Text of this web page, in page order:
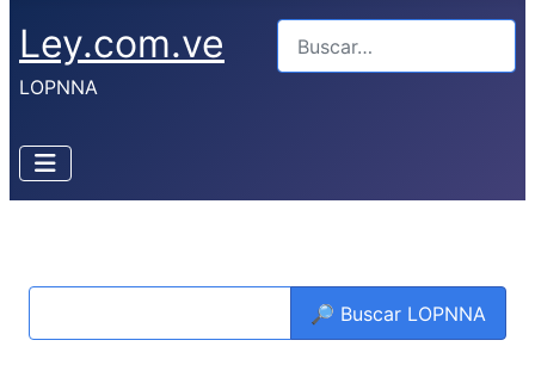
Ley.com.ve
LOPNNA
🔎 Buscar LOPNNA